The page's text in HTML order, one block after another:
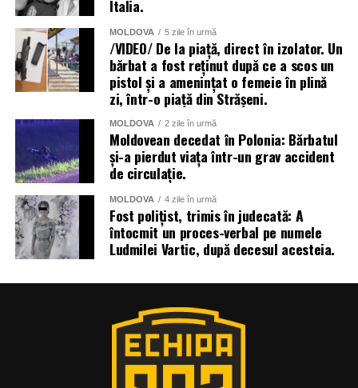
Italia.
MOLDOVA 5 zile în urmă
/VIDEO/ De la piață, direct în izolator. Un
bărbat a fost reținut după ce a scos un
pistol și a amenințat o femeie în plină
zi, într-o piață din Strășeni.
MOLDOVA 2 zile în urmă
Moldovean decedat în Polonia: Bărbatul
și-a pierdut viața într-un grav accident
de circulație.
MOLDOVA 4 zile în urmă
Fost polițist, trimis în judecată: A
întocmit un proces-verbal pe numele
Ludmilei Vartic, după decesul acesteia.